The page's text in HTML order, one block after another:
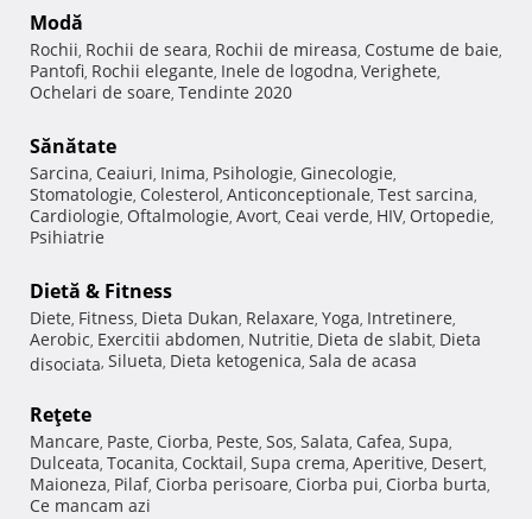
Modă
Rochii, Rochii de seara, Rochii de mireasa, Costume de baie,
Pantofi, Rochii elegante, Inele de logodna, Verighete,
Ochelari de soare, Tendinte 2020
Sănătate
Sarcina, Ceaiuri, Inima, Psihologie, Ginecologie,
Stomatologie, Colesterol, Anticonceptionale, Test sarcina,
Cardiologie, Oftalmologie, Avort, Ceai verde, HIV, Ortopedie,
Psihiatrie
Dietă & Fitness
Diete, Fitness, Dieta Dukan, Relaxare, Yoga, Intretinere,
Aerobic, Exercitii abdomen, Nutritie, Dieta de slabit, Dieta
disociata, Silueta, Dieta ketogenica, Sala de acasa
Reţete
Mancare, Paste, Ciorba, Peste, Sos, Salata, Cafea, Supa,
Dulceata, Tocanita, Cocktail, Supa crema, Aperitive, Desert,
Maioneza, Pilaf, Ciorba perisoare, Ciorba pui, Ciorba burta,
Ce mancam azi